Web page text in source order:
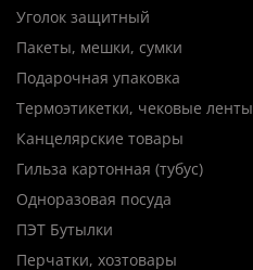
Уголок защитный
Пакеты, мешки, сумки
Подарочная упаковка
Термоэтикетки, чековые ленты
Канцелярские товары
Гильза картонная (тубус)
Одноразовая посуда
ПЭТ Бутылки
Перчатки, хозтовары